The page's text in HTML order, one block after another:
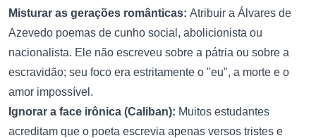
Misturar as gerações românticas: Atribuir a Álvares de
Azevedo poemas de cunho social, abolicionista ou
nacionalista. Ele não escreveu sobre a pátria ou sobre a
escravidão; seu foco era estritamente o "eu", a morte e o
amor impossível.
Ignorar a face irônica (Caliban): Muitos estudantes
acreditam que o poeta escrevia apenas versos tristes e